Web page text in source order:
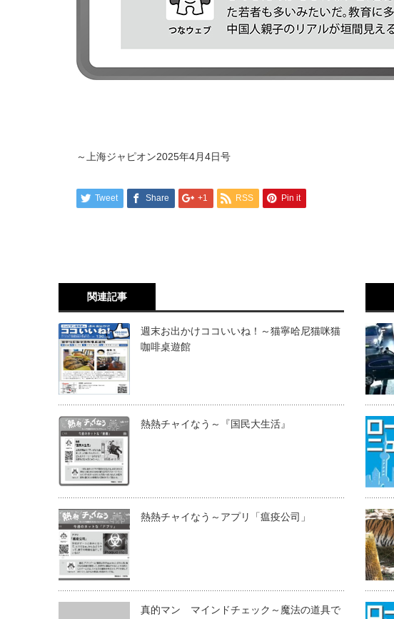
～上海ジャピオン2025年4月4日号
Tweet Share +1 RSS Pin it
関連記事
週末お出かけココいいね！～猫寧哈尼猫咪猫
咖啡桌遊館
熱熱チャイなう～『国民大生活』
熱熱チャイなう～アプリ「瘟疫公司」
真的マン マインドチェック～魔法の道具で